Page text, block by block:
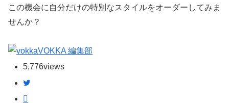
この機会に自分だけの特別なスタイルをオーダーしてみま
せんか？
VOKKA 編集部
5,776views